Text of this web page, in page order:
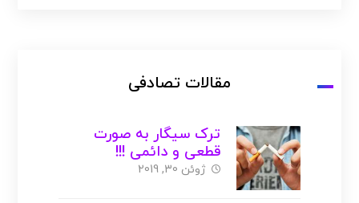
مقالات تصادفی
ترک سیگار به صورت
قطعی و دائمی !!!
ژوئن 30, 2019